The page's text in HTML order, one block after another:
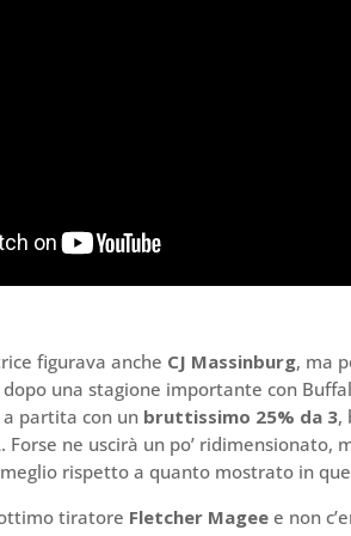
figurava anche CJ Massinburg, ma
una stagione importante con
partita con un bruttissimo 25% da 3,
Forse ne uscirà un po’
rispetto a quanto mostrato in
tiratore Fletcher Magee e non